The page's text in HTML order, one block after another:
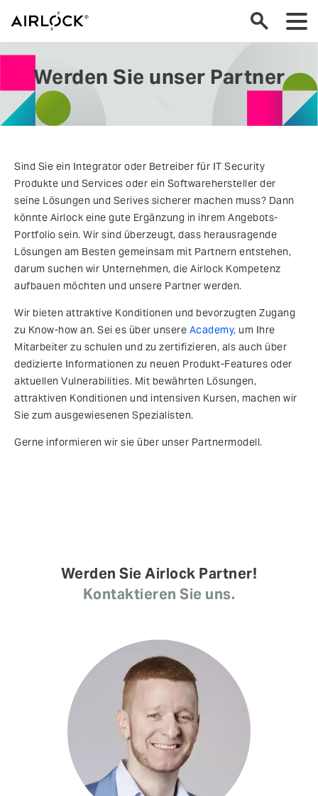
Werden Sie unser Partner
Sind Sie ein Integrator oder Betreiber für IT Security
Produkte und Services oder ein Softwarehersteller der
seine Lösungen und Serives sicherer machen muss? Dann
könnte Airlock eine gute Ergänzung in ihrem Angebots-
Portfolio sein. Wir sind überzeugt, dass herausragende
Lösungen am Besten gemeinsam mit Partnern entstehen,
darum suchen wir Unternehmen, die Airlock Kompetenz
aufbauen möchten und unsere Partner werden.
Wir bieten attraktive Konditionen und bevorzugten Zugang
zu Know-how an. Sei es über unsere Academy, um Ihre
Mitarbeiter zu schulen und zu zertifizieren, als auch über
dedizierte Informationen zu neuen Produkt-Features oder
aktuellen Vulnerabilities. Mit bewährten Lösungen,
attraktiven Konditionen und intensiven Kursen, machen wir
Sie zum ausgewiesenen Spezialisten.
Gerne informieren wir sie über unser Partnermodell.
Werden Sie Airlock Partner!
Kontaktieren Sie uns.